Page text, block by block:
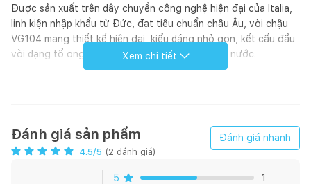
Được sản xuất trên dây chuyền công nghệ hiện đại của Italia,
linh kiện nhập khẩu từ Đức, đạt tiêu chuẩn châu Âu, vòi chậu
VG104 mang thiết kế hiện đại, kiểu dáng nhỏ gọn, kết cấu đầu
vòi dạng tổ ong tạo dòng nước êm và tiết kiệm nước.
Xem chi tiết
Đánh giá sản phẩm
4.5/5 (2 đánh giá)
Đánh giá nhanh
5
1